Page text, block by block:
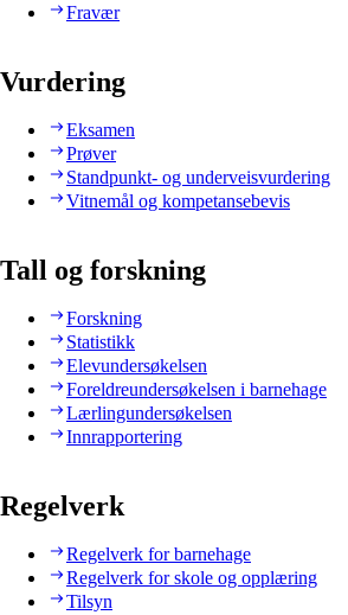
Fravær
Vurdering
Eksamen
Prøver
Standpunkt- og underveisvurdering
Vitnemål og kompetansebevis
Tall og forskning
Forskning
Statistikk
Elevundersøkelsen
Foreldreundersøkelsen i barnehage
Lærlingundersøkelsen
Innrapportering
Regelverk
Regelverk for barnehage
Regelverk for skole og opplæring
Tilsyn